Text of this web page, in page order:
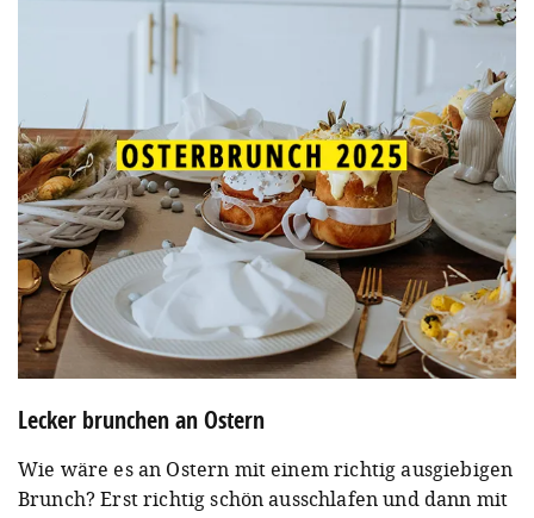
Lecker brunchen an Ostern
Wie wäre es an Ostern mit einem richtig ausgiebigen
Brunch? Erst richtig schön ausschlafen und dann mit